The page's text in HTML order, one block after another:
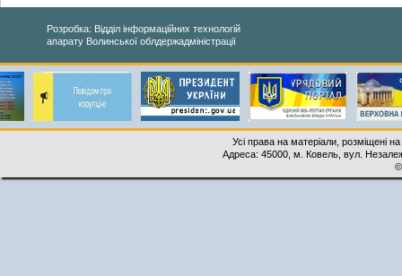
Розробка: Відділ інформаційних технологій
апарату Волинської облдержадміністрації
Усі права на матеріали, розміщені
Адреса: 45000, м. Ковель, вул.